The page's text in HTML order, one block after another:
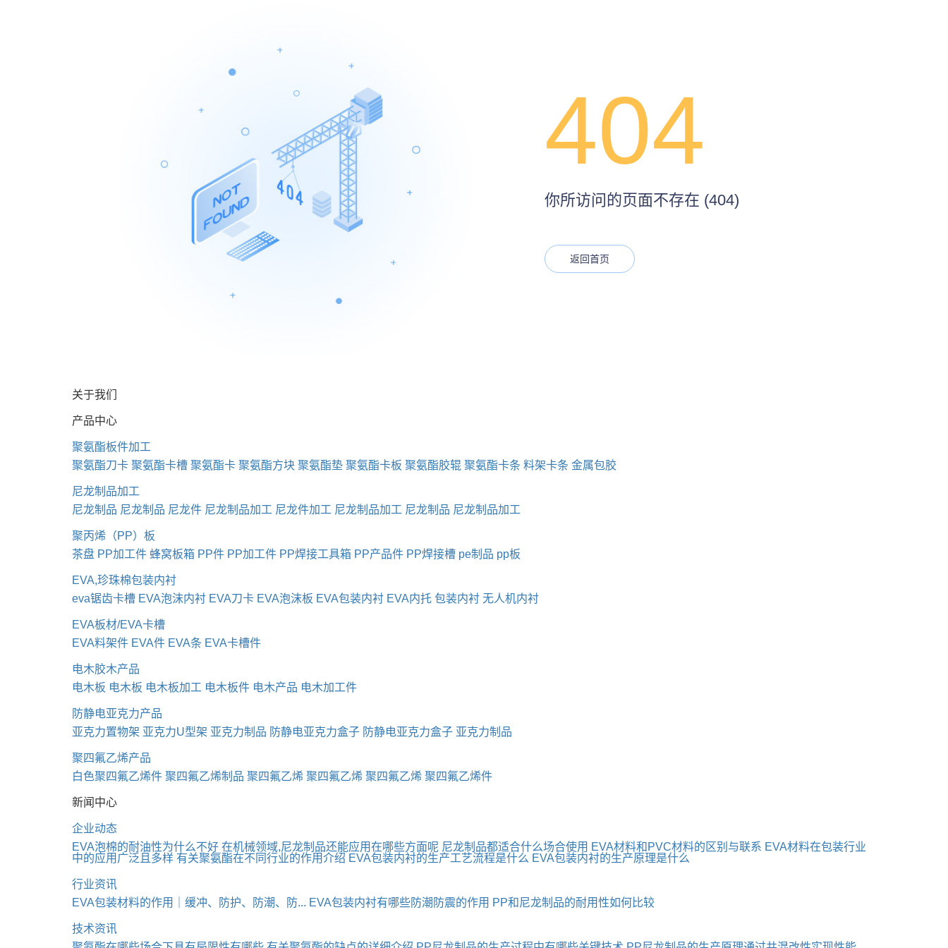
404
你所访问的页面不存在 (404)
返回首页
关于我们
产品中心
聚氨酯板件加工
聚氨酯刀卡 聚氨酯卡槽 聚氨酯卡 聚氨酯方块 聚氨酯垫 聚氨酯卡板 聚氨酯胶辊 聚氨酯卡条 料架卡条 金属包胶
尼龙制品加工
尼龙制品 尼龙制品 尼龙件 尼龙制品加工 尼龙件加工 尼龙制品加工 尼龙制品 尼龙制品加工
聚丙烯（PP）板
茶盘 PP加工件 蜂窝板箱 PP件 PP加工件 PP焊接工具箱 PP产品件 PP焊接槽 pe制品 pp板
EVA,珍珠棉包装内衬
eva锯齿卡槽 EVA泡沫内衬 EVA刀卡 EVA泡沫板 EVA包装内衬 EVA内托 包装内衬 无人机内衬
EVA板材/EVA卡槽
EVA料架件 EVA件 EVA条 EVA卡槽件
电木胶木产品
电木板 电木板 电木板加工 电木板件 电木产品 电木加工件
防静电亚克力产品
亚克力置物架 亚克力U型架 亚克力制品 防静电亚克力盒子 防静电亚克力盒子 亚克力制品
聚四氟乙烯产品
白色聚四氟乙烯件 聚四氟乙烯制品 聚四氟乙烯 聚四氟乙烯 聚四氟乙烯 聚四氟乙烯件
新闻中心
企业动态
EVA泡棉的耐油性为什么不好 在机械领域,尼龙制品还能应用在哪些方面呢 尼龙制品都适合什么场合使用 EVA材料和PVC材料的区别与联系 EVA材料在包装行业
中的应用广泛且多样 有关聚氨酯在不同行业的作用介绍 EVA包装内衬的生产工艺流程是什么 EVA包装内衬的生产原理是什么
行业资讯
EVA包装材料的作用｜缓冲、防护、防潮、防... EVA包装内衬有哪些防潮防震的作用 PP和尼龙制品的耐用性如何比较
技术资讯